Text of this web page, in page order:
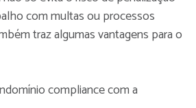
com multas ou processos
traz algumas vantagens para o
compliance com a